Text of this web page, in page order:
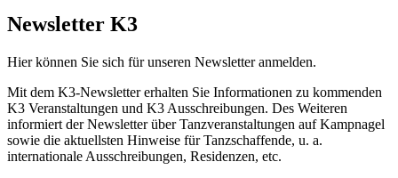
Newsletter K3
Hier können Sie sich für unseren Newsletter anmelden.
Mit dem K3-Newsletter erhalten Sie Informationen zu kommenden
K3 Veranstaltungen und K3 Ausschreibungen. Des Weiteren
informiert der Newsletter über Tanzveranstaltungen auf Kampnagel
sowie die aktuellsten Hinweise für Tanzschaffende, u. a.
internationale Ausschreibungen, Residenzen, etc.